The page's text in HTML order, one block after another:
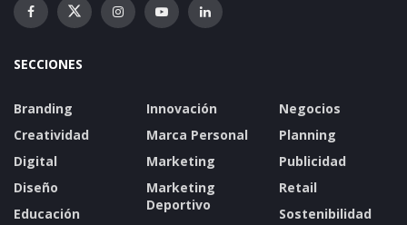
SECCIONES
Branding
Creatividad
Digital
Diseño
Educación
Innovación
Marca Personal
Marketing
Marketing
Deportivo
Negocios
Planning
Publicidad
Retail
Sostenibilidad